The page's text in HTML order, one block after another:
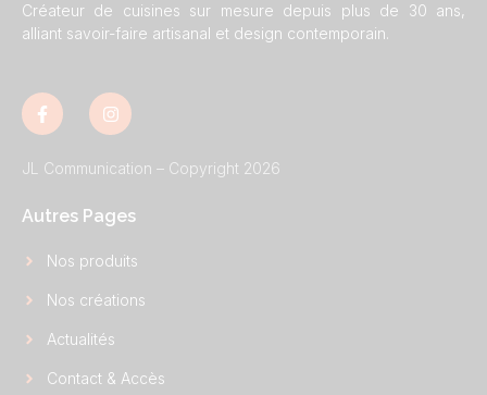
Créateur de cuisines sur mesure depuis plus de 30 ans,
alliant savoir-faire artisanal et design contemporain.
JL Communication – Copyright 2026
Autres Pages
Nos produits
Nos créations
Actualités
Contact & Accès